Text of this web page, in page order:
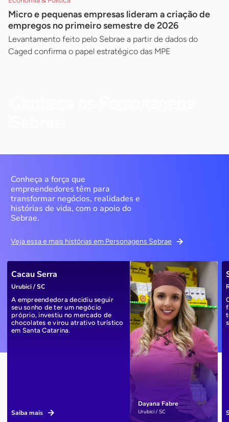
Micro e pequenas empresas lideram a criação de
empregos no primeiro semestre de 2026
Levantamento feito pelo Sebrae a partir de dados do
Caged confirma o papel estratégico das MPE
Conheça a força que
empreendedores têm para
transformar negócios, realidades e
histórias de vida, com o apoio do
Sebrae.
Veja essa e mais histórias em Personagens Sebrae
Dayana Fabre
Urubici / SC
Cacau Serra
Urubici / SC
A empreendedora decidiu seguir
seu sonho de ter um negócio
próprio, investiu no mercado de
chocolates e virou atrativo turístico
em Santa Catarina.
Saiba mais